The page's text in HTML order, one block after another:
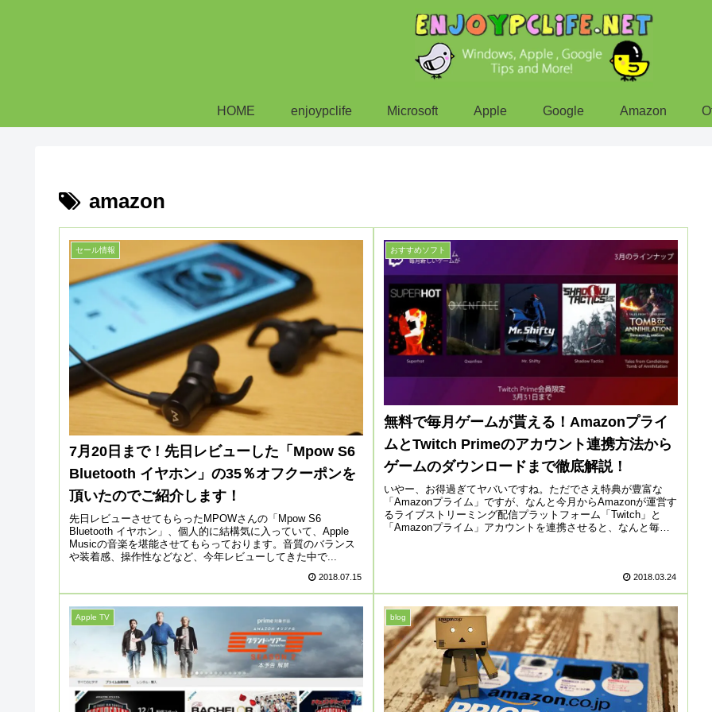
HOME enjoypclife Microsoft Apple Google Amazon
amazon
セール情報
7月20日まで！先日レビューした「Mpow S6
Bluetooth イヤホン」の35％オフクーポンを
頂いたのでご紹介します！
先日レビューさせてもらったMPOWさんの「Mpow S6
Bluetooth イヤホン」、個人的に結構気に入っていて、Apple
Musicの音楽を堪能させてもらっております。音質のバランス
や装着感、操作性などなど、今年レビューしてきた中で...
2018.07.15
おすすめソフト
無料で毎月ゲームが貰える！Amazonプライ
ムとTwitch Primeのアカウント連携方法から
ゲームのダウンロードまで徹底解説！
いやー、お得過ぎてヤバいですね。ただでさえ特典が豊富な
「Amazonプライム」ですが、なんと今月からAmazonが運営す
るライブストリーミング配信プラットフォーム「Twitch」と
「Amazonプライム」アカウントを連携させると、なんと毎
2018.03.24
Apple TV blog